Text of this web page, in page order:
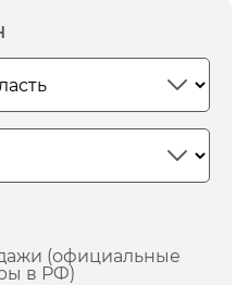
(официальные
в РФ)